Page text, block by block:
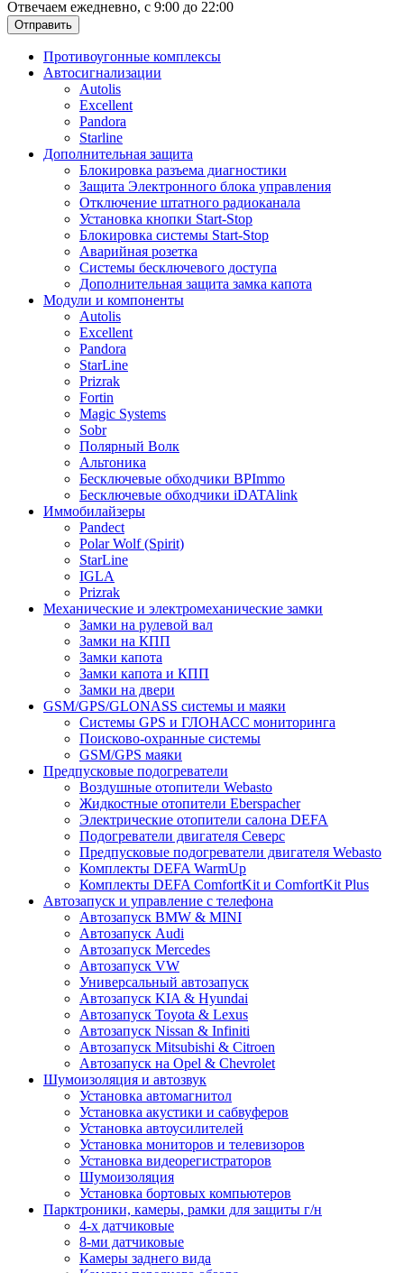
Отвечаем ежедневно, с 9:00 до 22:00
Отправить
Противоугонные комплексы
Автосигнализации
Autolis
Excellent
Pandora
Starline
Дополнительная защита
Блокировка разъема диагностики
Защита Электронного блока управления
Отключение штатного радиоканала
Установка кнопки Start-Stop
Блокировка системы Start-Stop
Аварийная розетка
Системы бесключевого доступа
Дополнительная защита замка капота
Модули и компоненты
Autolis
Excellent
Pandora
StarLine
Prizrak
Fortin
Magic Systems
Sobr
Полярный Волк
Альтоника
Бесключевые обходчики BPImmo
Бесключевые обходчики iDATAlink
Иммобилайзеры
Pandect
Polar Wolf (Spirit)
StarLine
IGLA
Prizrak
Механические и электромеханические замки
Замки на рулевой вал
Замки на КПП
Замки капота
Замки капота и КПП
Замки на двери
GSM/GPS/GLONASS системы и маяки
Системы GPS и ГЛОНАСС мониторинга
Поисково-охранные системы
GSM/GPS маяки
Предпусковые подогреватели
Воздушные отопители Webasto
Жидкостные отопители Eberspacher
Электрические отопители салона DEFA
Подогреватели двигателя Северс
Предпусковые подогреватели двигателя Webasto
Комплекты DEFA WarmUp
Комплекты DEFA ComfortKit и ComfortKit Plus
Автозапуск и управление с телефона
Автозапуск BMW & MINI
Автозапуск Audi
Автозапуск Mercedes
Автозапуск VW
Универсальный автозапуск
Автозапуск KIA & Hyundai
Автозапуск Toyota & Lexus
Автозапуск Nissan & Infiniti
Автозапуск Mitsubishi & Citroen
Автозапуск на Opel & Chevrolet
Шумоизоляция и автозвук
Установка автомагнитол
Установка акустики и сабвуферов
Установка автоусилителей
Установка мониторов и телевизоров
Установка видеорегистраторов
Шумоизоляция
Установка бортовых компьютеров
Парктроники, камеры, рамки для защиты г/н
4-х датчиковые
8-ми датчиковые
Камеры заднего вида